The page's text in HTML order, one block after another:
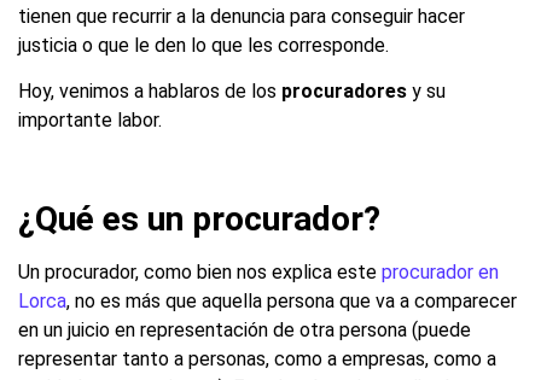
tienen que recurrir a la denuncia para conseguir hacer
justicia o que le den lo que les corresponde.
Hoy, venimos a hablaros de los procuradores y su
importante labor.
¿Qué es un procurador?
Un procurador, como bien nos explica este procurador en
Lorca, no es más que aquella persona que va a comparecer
en un juicio en representación de otra persona (puede
representar tanto a personas, como a empresas, como a